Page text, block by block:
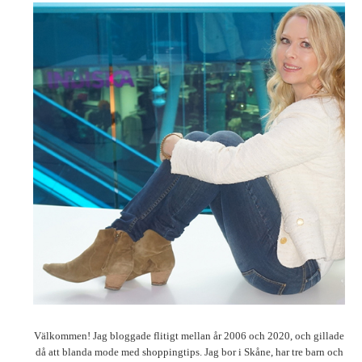
Välkommen! Jag bloggade flitigt mellan år 2006 och 2020, och gillade
då att blanda mode med shoppingtips. Jag bor i Skåne, har tre barn och